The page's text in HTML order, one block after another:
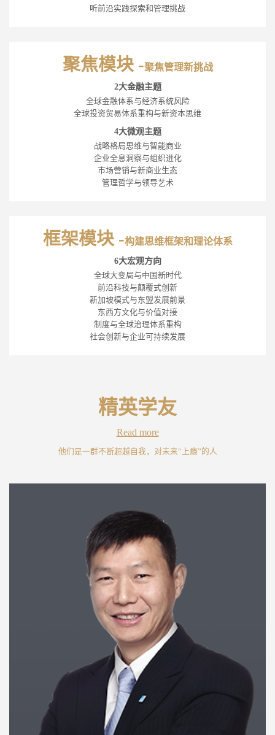
听前沿实践探索和管理挑战
聚焦模块 -聚焦管理新挑战
2大金融主题
全球金融体系与经济系统风险
全球投资贸易体系重构与新资本思维
4大微观主题
战略格局思维与智能商业
企业全息洞察与组织进化
市场营销与新商业生态
管理哲学与领导艺术
框架模块 -构建思维框架和理论体系
6大宏观方向
全球大变局与中国新时代
前沿科技与颠覆式创新
新加坡模式与东盟发展前景
东西方文化与价值对接
制度与全球治理体系重构
社会创新与企业可持续发展
精英学友
Read more
他们是一群不断超越自我，对未来“上瘾”的人